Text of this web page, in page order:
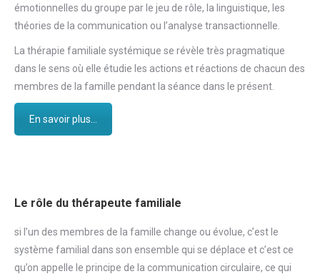
émotionnelles du groupe par le jeu de rôle, la linguistique, les
théories de la communication ou l’analyse transactionnelle.
La thérapie familiale systémique se révèle très pragmatique
dans le sens où elle étudie les actions et réactions de chacun des
membres de la famille pendant la séance dans le présent.
En savoir plus...
Le rôle du thérapeute familiale
si l’un des membres de la famille change ou évolue, c’est le
système familial dans son ensemble qui se déplace et c’est ce
qu’on appelle le principe de la communication circulaire, ce qui